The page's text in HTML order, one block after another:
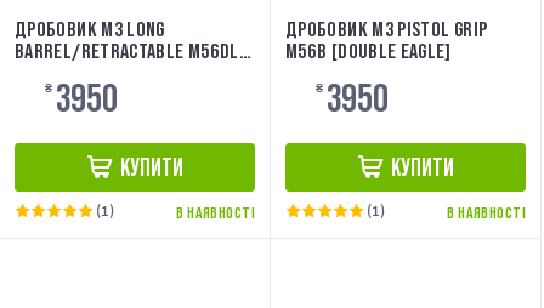
ДРОБОВИК M3 LONG
BARREL/RETRACTABLE M56DL
₴ 3950
КУПИТИ
В НАЯВНОСТІ
(1)
ДРОБОВИК M3 PISTOL GRIP
M56B [DOUBLE EAGLE]
₴ 3950
КУПИТИ
В НАЯВНОСТІ
(1)